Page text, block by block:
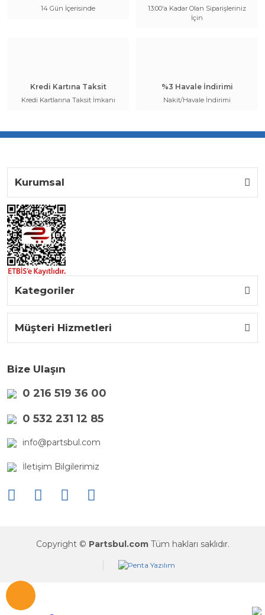
14 Gün İçerisinde
13:00'a Kadar Olan Siparişleriniz
İçin
Kredi Kartına Taksit
Kredi Kartlarına Taksit İmkanı
%3 Havale İndirimi
Nakit/Havale İndirimi
Kurumsal
Kategoriler
Müşteri Hizmetleri
Bize Ulaşın
0 216 519 36 00
0 532 231 12 85
info@partsbul.com
İletişim Bilgilerimiz
Copyright © Partsbul.com Tüm hakları saklıdır.